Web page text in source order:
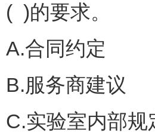
( )的要求。
A.合同约定
B.服务商建议
C.实验室内部规